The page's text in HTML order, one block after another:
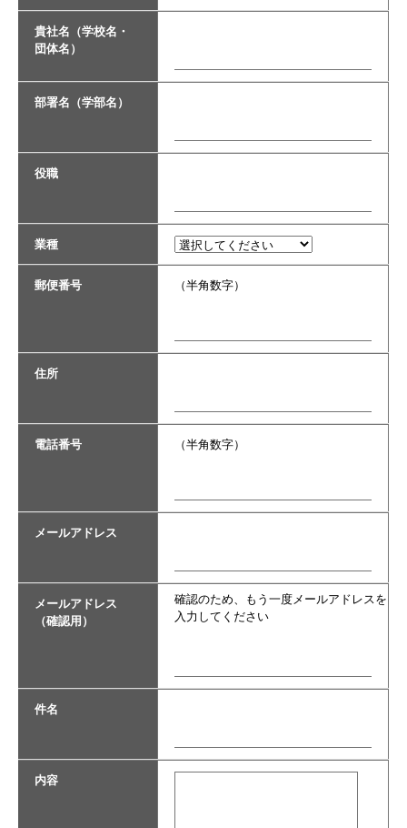
貴社名（学校名・
団体名）
部署名（学部名）
役職
業種
郵便番号 （半角数字）
住所
電話番号 （半角数字）
メールアドレス
メールアドレス
（確認用）
確認のため、もう一度メールアドレスを
入力してください
件名
内容